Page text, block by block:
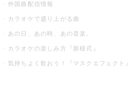
外国曲配信情報
カラオケで盛り上がる曲
あの日、あの時、あの音楽。
カラオケの楽しみ方『新様式』
気持ちよく歌おう！『マスクエフェクト』